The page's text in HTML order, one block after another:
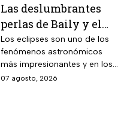
Las deslumbrantes
perlas de Baily y el
anillo de diamantes
que se verán en el
eclipse solar total
Los eclipses son uno de los
fenómenos astronómicos
más impresionantes y en los
próximos días habrá un
07 agosto, 2026